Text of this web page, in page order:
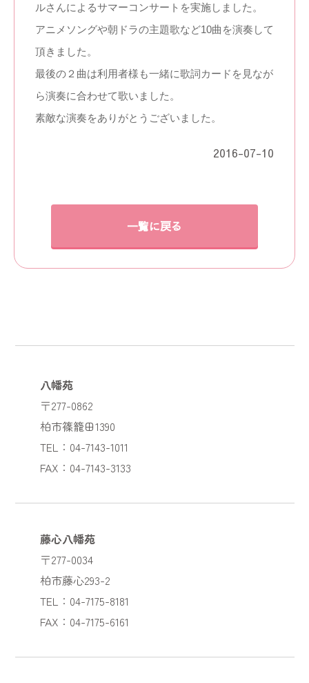
ルさんによるサマーコンサートを実施しました。
アニメソングや朝ドラの主題歌など10曲を演奏して
頂きました。
最後の２曲は利用者様も一緒に歌詞カードを見なが
ら演奏に合わせて歌いました。
素敵な演奏をありがとうございました。
2016-07-10
一覧に戻る
八幡苑
〒277-0862
柏市篠籠田1390
TEL：04-7143-1011
FAX：04-7143-3133
藤心八幡苑
〒277-0034
柏市藤心293-2
TEL：04-7175-8181
FAX：04-7175-6161